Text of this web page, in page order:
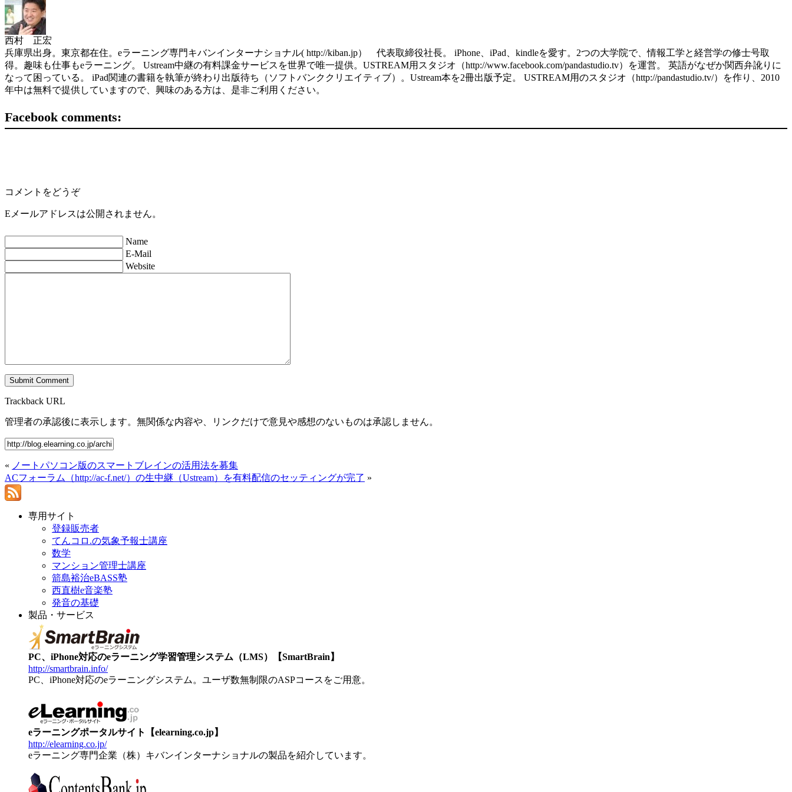
西村 正宏
兵庫県出身。東京都在住。eラーニング専門キバンインターナショナル( http://kiban.jp） 代表取締役社長。 iPhone、iPad、kindleを愛す。2つの大学院で、情報工学と経営学の修士号取
得。趣味も仕事もeラーニング。 Ustream中継の有料課金サービスを世界で唯一提供。USTREAM用スタジオ（http://www.facebook.com/pandastudio.tv）を運営。 英語がなぜか関西弁訛りに
なって困っている。 iPad関連の書籍を執筆が終わり出版待ち（ソフトバンククリエイティブ）。Ustream本を2冊出版予定。 USTREAM用のスタジオ（http://pandastudio.tv/）を作り、2010
年中は無料で提供していますので、興味のある方は、是非ご利用ください。
Facebook comments:
コメントをどうぞ
Eメールアドレスは公開されません。
Name
E-Mail
Website
Trackback URL
管理者の承認後に表示します。無関係な内容や、リンクだけで意見や感想のないものは承認しません。
« ノートパソコン版のスマートブレインの活用法を募集
ACフォーラム（http://ac-f.net/）の生中継（Ustream）を有料配信のセッティングが完了 »
専用サイト
登録販売者
てんコロ.の気象予報士講座
数学
マンション管理士講座
箭島裕治eBASS塾
西直樹e音楽塾
発音の基礎
製品・サービス
PC、iPhone対応のeラーニング学習管理システム（LMS）【SmartBrain】
http://smartbrain.info/
PC、iPhone対応のeラーニングシステム。ユーザ数無制限のASPコースをご用意。
eラーニングポータルサイト【elearning.co.jp】
http://elearning.co.jp/
eラーニング専門企業（株）キバンインターナショナルの製品を紹介しています。